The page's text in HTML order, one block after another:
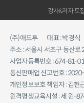
강사&저자 모집
(주)애드투
대표 : 박경식
주소 : 서울시 서초구 동산
사업자등록번호 : 674-81-
통신판매업 신고번호 :
개인정보보호 책임자 : 김현
원격평생교육시설 : 제 원-